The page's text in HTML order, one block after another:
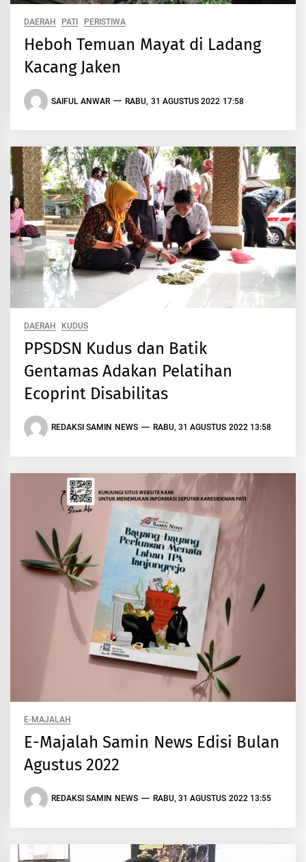
DAERAH PATI PERISTIWA
Heboh Temuan Mayat di Ladang
Kacang Jaken
SAIFUL ANWAR RABU, 31 AGUSTUS 2022 17:58
DAERAH KUDUS
PPSDSN Kudus dan Batik
Gentamas Adakan Pelatihan
Ecoprint Disabilitas
REDAKSI SAMIN NEWS RABU, 31 AGUSTUS 2022 13:58
E-MAJALAH
E-Majalah Samin News Edisi Bulan
Agustus 2022
REDAKSI SAMIN NEWS RABU, 31 AGUSTUS 2022 13:55